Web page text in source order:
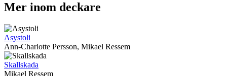
Mer inom deckare
Asystoli
Ann-Charlotte Persson, Mikael Ressem
Skallskada
Mikael Ressem